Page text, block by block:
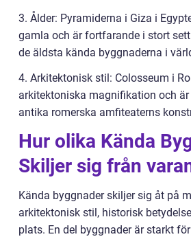
3. Ålder: Pyramiderna i Giza i
gamla och är fortfarande i stort
de äldsta kända byggnaderna i
4. Arkitektonisk stil: Colosseum i
arkitektoniska magnifikation och
antika romerska amfiteaterns
Hur olika Kända
Skiljer sig från
Kända byggnader skiljer sig åt på
arkitektonisk stil, historisk
plats. En del byggnader är starkt